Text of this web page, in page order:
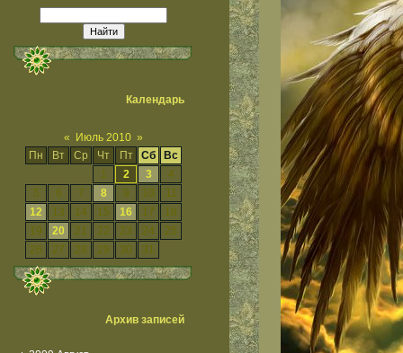
Календарь
« Июль 2010 »
Пн
Вт Ср Чт Пт Сб
Вс
1
2 3
4
5
6 7 8 9 10
11
12
13 14 15 16 17
18
19
20 21 22 23 24
25
26
27 28 29 30 31
Архив записей